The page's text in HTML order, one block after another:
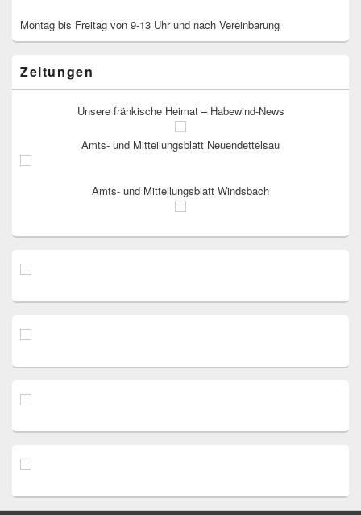
Montag bis Freitag von 9-13 Uhr und nach Vereinbarung
Zeitungen
Unsere fränkische Heimat – Habewind-News
Amts- und Mitteilungsblatt Neuendettelsau
Amts- und Mitteilungsblatt Windsbach